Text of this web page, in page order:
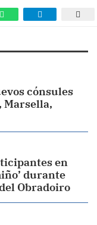
cónsules
Marsella,
en
durante
Obradoiro